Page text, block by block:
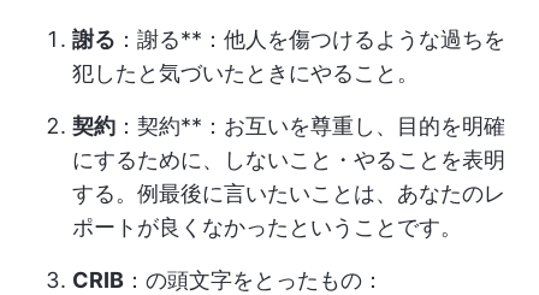
謝る ：謝る**：他人を傷つけるような過ちを
犯したと気づいたときにやること。
契約 ：契約**：お互いを尊重し、目的を明確
にするために、しないこと・やることを表明
する。例最後に言いたいことは、あなたのレ
ポートが良くなかったということです。
CRIB ：の頭文字をとったもの：